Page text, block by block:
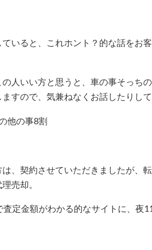
いると、これホント？的な話をお
の人いい方と思うと、車の事そっち
すので、気兼ねなくお話したりして
他の事8割
は、契約させていただきましたが、
売却。
定金額がわかる的なサイトに、夜